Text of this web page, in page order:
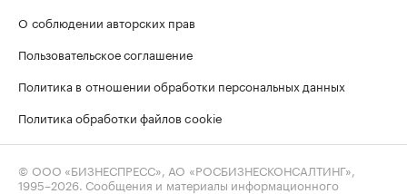
О соблюдении авторских прав
Пользовательское соглашение
Политика в отношении обработки персональных данных
Политика обработки файлов cookie
© ООО «БИЗНЕСПРЕСС», АО «РОСБИЗНЕСКОНСАЛТИНГ»,
1995–2026 . Сообщения и материалы информационного